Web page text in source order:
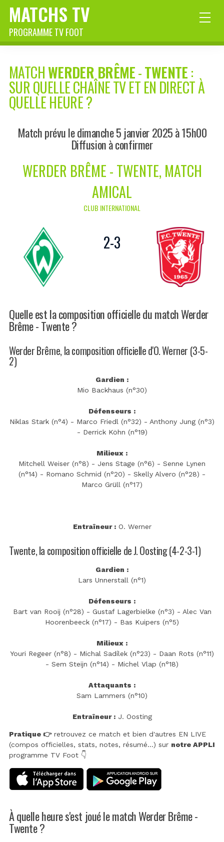
MATCHS TV
PROGRAMME TV FOOT
MATCHWERDER BRÊME-TWENTE:
SUR QUELLE CHAÎNE TV ET EN DIRECT À
QUELLE HEURE ?
Match prévu le dimanche 5 janvier 2025 à 15h00
Diffusion à confirmer
WERDER BRÊME - TWENTE, MATCH
AMICAL
CLUB INTERNATIONAL
2-3
Quelle est la composition officielle du match Werder
Brême - Twente ?
Werder Brême, la composition officielle d'O. Werner (3-5-
2)
Gardien :
Mio Backhaus (n°30)
Défenseurs :
Niklas Stark (n°4) - Marco Friedl (n°32) - Anthony Jung (n°3)
- Derrick Köhn (n°19)
Milieux :
Mitchell Weiser (n°8) - Jens Stage (n°6) - Senne Lynen
(n°14) - Romano Schmid (n°20) - Skelly Alvero (n°28) -
Marco Grüll (n°17)
Entraîneur :O. Werner
Twente, la composition officielle de J. Oosting (4-2-3-1)
Gardien :
Lars Unnerstall (n°1)
Défenseurs :
Bart van Rooij (n°28) - Gustaf Lagerbielke (n°3) - Alec Van
Hoorenbeeck (n°17) - Bas Kuipers (n°5)
Milieux :
Youri Regeer (n°8) - Michal Sadílek (n°23) - Daan Rots (n°11)
- Sem Steijn (n°14) - Michel Vlap (n°18)
Attaquants :
Sam Lammers (n°10)
Entraîneur :J. Oosting
Pratique 👉retrouvez ce match et bien d'autres EN LIVE
(compos officielles, stats, notes, résumé...) sur notre APPLI
programme TV Foot 👇
À quelle heure s'est joué le match Werder Brême -
Twente ?